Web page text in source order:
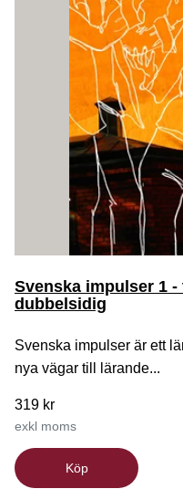
Svenska impulser 1
dubbelsidig
Svenska impulser är ett
nya vägar till lärande...
319 kr
exkl moms
Köp